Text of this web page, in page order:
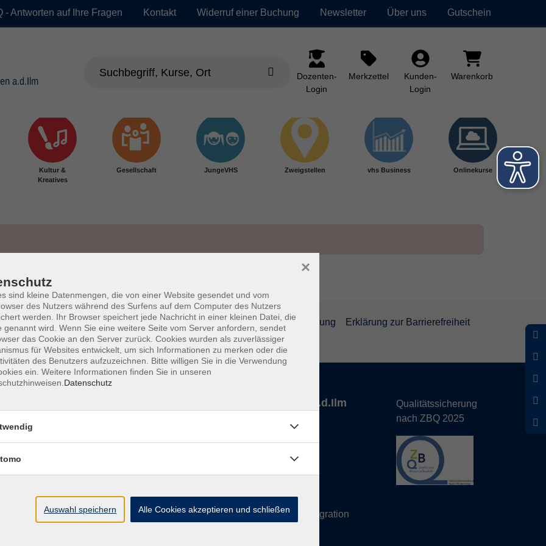
- Antworten auf Ihre Fragen Kontakt Widerruf einer Buchung Newsletter Über uns Gutschein
Dozenten-
Login
Merkzettel
Kunden-
Login
Warenkorb
Kultur &
Kreatives
Gesellschaft JungeVHS Zweigstellen vhs Business Onlinekurse
Geschäftsbedingungen AGB Datenschutzerklärung Widerrufsbelehrung Erklärung zur Barrierefreiheit
vhs Landkreis Pfaffenhofen a.d.Ilm
vhs@landratsamt-paf.de
Tel: 08441 27 4000- vhs Büro
Tel: 08441 27 4008- Deutsch/Integration
Qualitätssicherung
nach ZBQ 2025
sind kleine Datenmengen, die von einer Website gesendet und vom
des Nutzers während des Surfens auf dem Computer des Nutzers
werden. Ihr Browser speichert jede Nachricht in einer kleinen Datei, die
genannt wird. Wenn Sie eine weitere Seite vom Server anfordern, sendet
das Cookie an den Server zurück. Cookies wurden als zuverlässiger
für Websites entwickelt, um sich Informationen zu merken oder die
des Benutzers aufzuzeichnen. Bitte willigen Sie in die Verwendung
ein. Weitere Informationen finden Sie in unseren
Datenschutz
×
Auswahl speichern Alle Cookies akzeptieren und schließen